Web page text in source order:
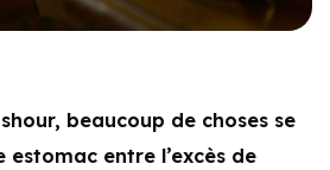
beaucoup de choses se
estomac entre l’excès de